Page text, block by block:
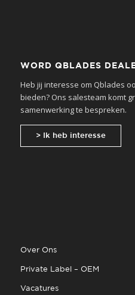
WORD QBLADES
Heb jij interesse om Qblades
bieden? Ons salesteam komt
samenwerking te bespreken.
> Ik heb interesse
Over Ons
Private Label – OEM
Vacatures